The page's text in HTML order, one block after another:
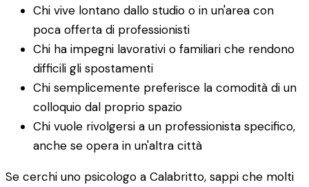
Chi vive lontano dallo studio o in un'area con
poca offerta di professionisti
Chi ha impegni lavorativi o familiari che rendono
difficili gli spostamenti
Chi semplicemente preferisce la comodità di un
colloquio dal proprio spazio
Chi vuole rivolgersi a un professionista specifico,
anche se opera in un'altra città
Se cerchi uno psicologo a Calabritto, sappi che molti